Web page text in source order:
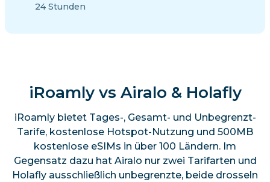
24 Stunden
iRoamly vs Airalo & Holafly
iRoamly bietet Tages-, Gesamt- und Unbegrenzt-
Tarife, kostenlose Hotspot-Nutzung und 500MB
kostenlose eSIMs in über 100 Ländern. Im
Gegensatz dazu hat Airalo nur zwei Tarifarten und
Holafly ausschließlich unbegrenzte, beide drosseln